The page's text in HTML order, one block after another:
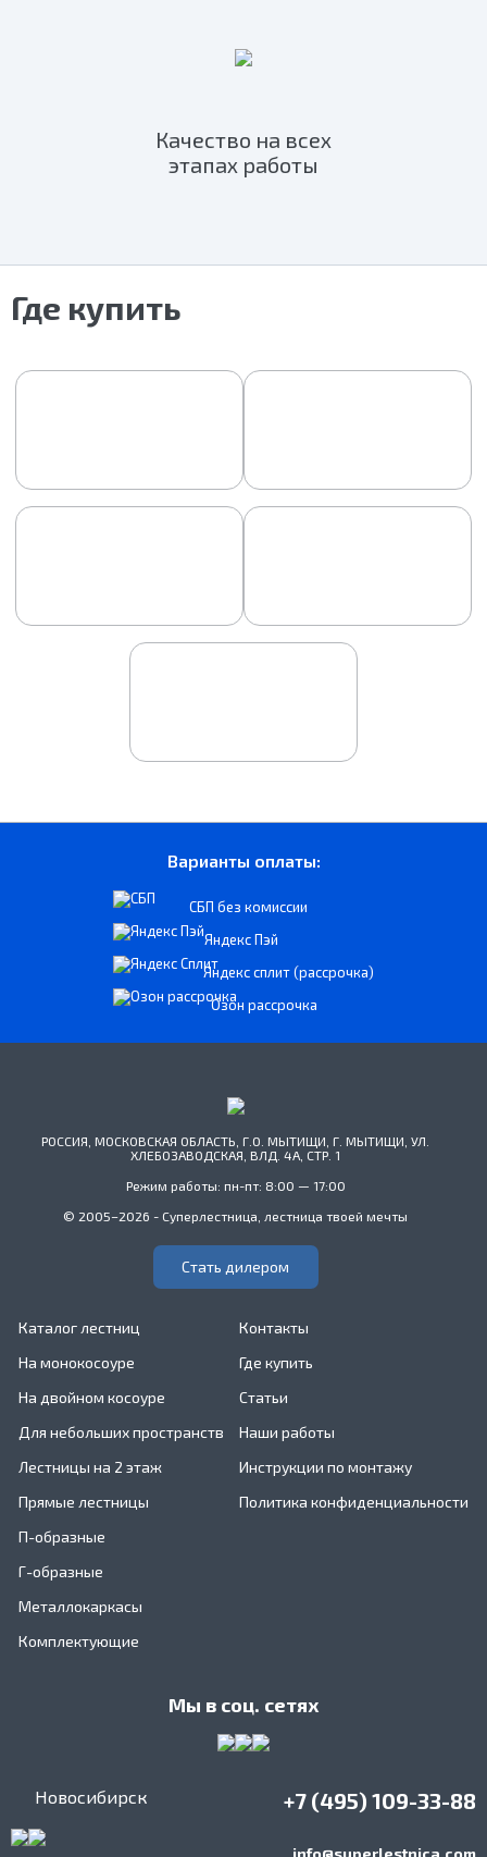
Качество на всех
этапах работы
Где купить
Варианты оплаты:
СБП без комиссии
Яндекс Пэй
Яндекс сплит (рассрочка)
Озон рассрочка
РОССИЯ, МОСКОВСКАЯ ОБЛАСТЬ, Г.О. МЫТИЩИ, Г. МЫТИЩИ, УЛ.
ХЛЕБОЗАВОДСКАЯ, ВЛД. 4А, СТР. 1
Режим работы: пн-пт: 8:00 — 17:00
© 2005–2026 - Суперлестница, лестница твоей мечты
Стать дилером
Каталог лестниц
На монокосоуре
На двойном косоуре
Для небольших пространств
Лестницы на 2 этаж
Прямые лестницы
П-образные
Г-образные
Металлокаркасы
Комплектующие
Контакты
Где купить
Статьи
Наши работы
Инструкции по монтажу
Политика конфиденциальности
Мы в соц. сетях
Новосибирск +7 (495) 109-33-88
info@superlestnica.com